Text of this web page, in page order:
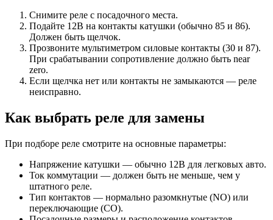
Снимите реле с посадочного места.
Подайте 12В на контакты катушки (обычно 85 и 86).
Должен быть щелчок.
Прозвоните мультиметром силовые контакты (30 и 87).
При срабатывании сопротивление должно быть near
zero.
Если щелчка нет или контакты не замыкаются — реле
неисправно.
Как выбрать реле для замены
При подборе реле смотрите на основные параметры:
Напряжение катушки — обычно 12В для легковых авто.
Ток коммутации — должен быть не меньше, чем у
штатного реле.
Тип контактов — нормально разомкнутые (NO) или
переключающие (CO).